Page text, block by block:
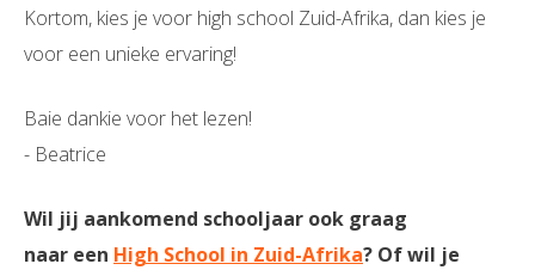
Kortom, kies je voor high school Zuid-Afrika, dan kies je
voor een unieke ervaring!
Baie dankie voor het lezen!
- Beatrice
Wil jij aankomend schooljaar ook graag
naar een High School in Zuid-Afrika? Of wil je